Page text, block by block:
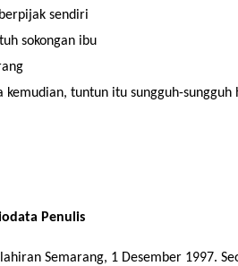
sendiri
sokongan ibu
kemudian, tuntun itu sungguh-sungguh
Penulis
Semarang, 1 Desember 1997.